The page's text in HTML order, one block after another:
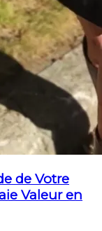
de Votre
Valeur en